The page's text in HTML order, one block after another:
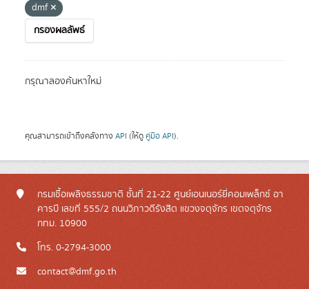
dmf
กรองผลลัพธ์
กรุณาลองค้นหาใหม่
คุณสามารถเข้าถึงคลังทาง API (ให้ดู คู่มือ API).
กรมเชื้อเพลิงธรรมชาติ ชั้นที่ 21-22 ศูนย์เอนเนอร์ยี่คอมเพล็กซ์ อา
คารบี เลขที่ 555/2 ถนนวิภาวดีรังสิต แขวงจตุจักร เขตจตุจักร
กทม. 10900
โทร. 0-2794-3000
contact@dmf.go.th